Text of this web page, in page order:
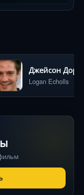
Logan Echolls